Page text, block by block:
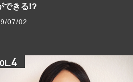
できる!?
07/02
4